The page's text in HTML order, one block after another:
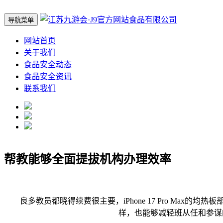
导航菜单
网站首页
关于我们
食品安全动态
食品安全资讯
联系我们
帮教能够全面提拔机构办理效率
良多教员都晓得续费很主要，iPhone 17 Pro Max的均热板
样，也能够减轻班从任和参